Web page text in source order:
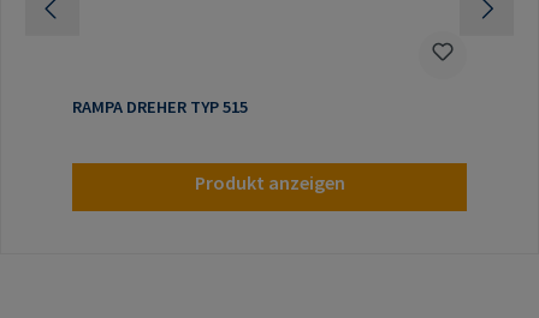
RAMPA DREHER TYP 515
Produkt anzeigen